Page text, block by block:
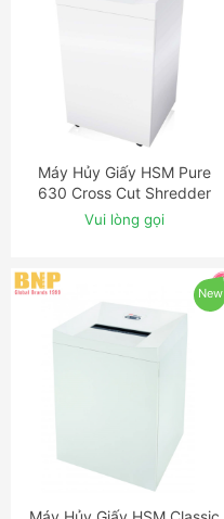
ĐẶT NGAY
Máy Hủy Giấy HSM Pure
630 Cross Cut Shredder
Vui lòng gọi
New